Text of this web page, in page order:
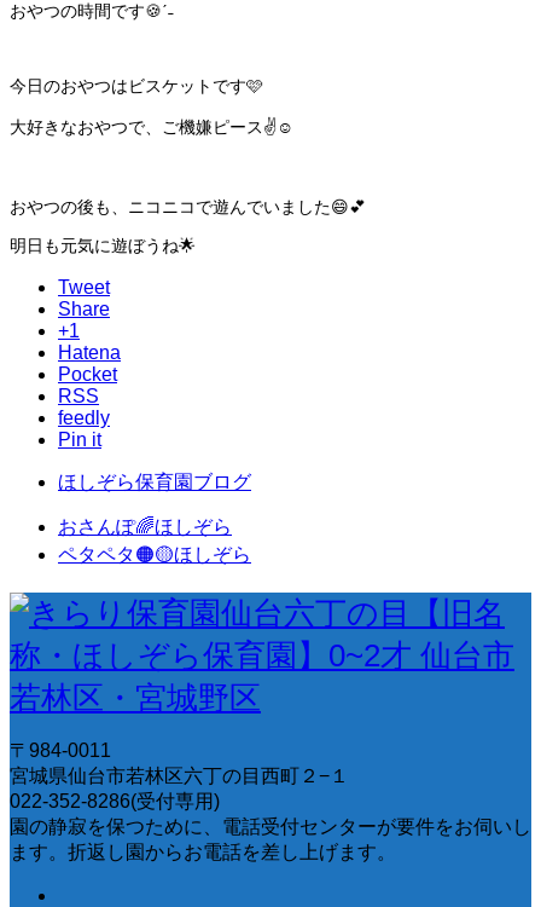
おやつの時間です🍪ˊ˗
今日のおやつはビスケットです🩷
大好きなおやつで、ご機嫌ピース✌️☺️
おやつの後も、ニコニコで遊んでいました😄💕
明日も元気に遊ぼうね🌟
Tweet
Share
+1
Hatena
Pocket
RSS
feedly
Pin it
ほしぞら保育園ブログ
おさんぽ🌈ほしぞら
ペタペタ🟠🟡ほしぞら
〒984-0011
宮城県仙台市若林区六丁の目西町２−１
022-352-8286(受付専用)
園の静寂を保つために、電話受付センターが要件をお伺いし
ます。折返し園からお電話を差し上げます。